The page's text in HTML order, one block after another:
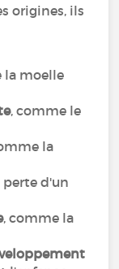
origines, ils
la moelle
, comme le
la
perte d'un
, comme la